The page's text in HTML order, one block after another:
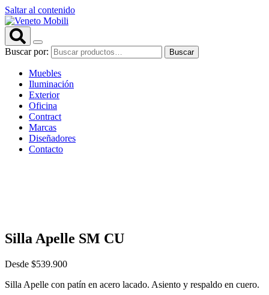
Saltar al contenido
Buscar por: Buscar
Muebles
Iluminación
Exterior
Oficina
Contract
Marcas
Diseñadores
Contacto
Silla Apelle SM CU
Desde $539.900
Silla Apelle con patín en acero lacado. Asiento y respaldo en cuero.